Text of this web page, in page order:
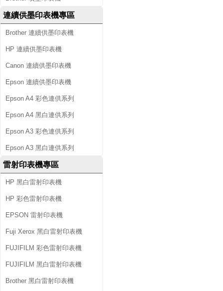
連續供墨印表機專區
Brother 連續供墨印表機
HP 連續供墨印表機
Canon 連續供墨印表機
Epson 連續供墨印表機
Epson A4 彩色連供系列
Epson A4 黑白連供系列
Epson A3 彩色連供系列
Epson A3 黑白連供系列
雷射印表機專區
HP 黑白雷射印表機
HP 彩色雷射印表機
EPSON 雷射印表機
Fuji Xerox 黑白雷射印表機
FUJIFILM 彩色雷射印表機
FUJIFILM 黑白雷射印表機
Brother 黑白雷射印表機